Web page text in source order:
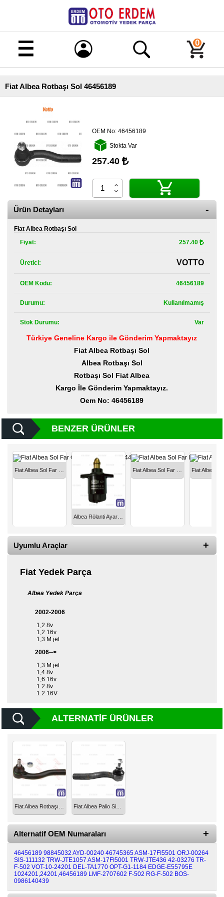
Merhaba!
Giriş
Kayıt
Ana
Sayfa
Kampanyalı
Tüm
Ürünler
Hesapları
İletişim
Kategoriler
Yedek
Parça
Parça
TOFAŞ
Yedek
Parça
Yedek
Parça
TOGG
Yedek
Silecek
Çeşitleri
Motor
Yağları
Grubu
0
Fiat Albea Rotbaşı Sol 46456189
OEM No:46456189
Stokta Var
257.40
Ürün Detayları
Fiat Albea Rotbaşı Sol
Fiyat:
257.40
Üretici: VOTTO
OEM Kodu: 46456189
Durumu: Kullanılmamış
Stok Durumu: Var
Türkiye Geneline Kargo ile Gönderim Yapmaktayız
Fiat Albea Rotbaşı Sol
Albea Rotbaşı Sol
Rotbaşı Sol Fiat Albea
Kargo İle Gönderim Yapmaktayız.
Oem No: 46456189
BENZER ÜRÜNLER
Fiat Albea Sol Far Gri (Motorsuz) 51754472
Albea Rölanti Ayar Motoru 1600 Motor 16 Valf 9945635
Fiat Albea Sol Far Motorlu Siyah 51773144
Uyumlu Araçlar
Fiat Yedek Parça
Albea Yedek Parça
2002-2006
1,2 8v
1,2 16v
1,3 M.jet
2006-->
1,3 M.jet
1,4 8v
1,6 16v
1.2 8v
1.2 16V
ALTERNATIF ÜRÜNLER
Alternatif OEM Numaraları
46456189 98845032 AYD-00240 46745365ASM-17FI5501 ORJ-00264
SIS-111132 TRW-JTE1057 ASM-17FI5001 TRW-JTE436 42-03276 TR-
F-502 VOT-10-24201 DEL-TA1770 OPT-G1-1184 EDGE-E55795E
1024201,24201,46456189 LMF-2707602 F-502 RG-F-502 BOS-
0986140439